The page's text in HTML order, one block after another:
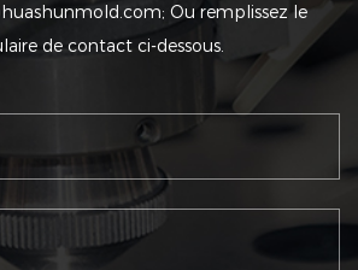
; Ou remplissez le
de contact ci-dessous.